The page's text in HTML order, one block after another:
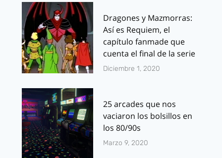
Dragones y Mazmorras:
Así es Requiem, el
capítulo fanmade que
cuenta el final de la serie
Diciembre 1, 2020
25 arcades que nos
vaciaron los bolsillos en
los 80/90s
Marzo 9, 2020